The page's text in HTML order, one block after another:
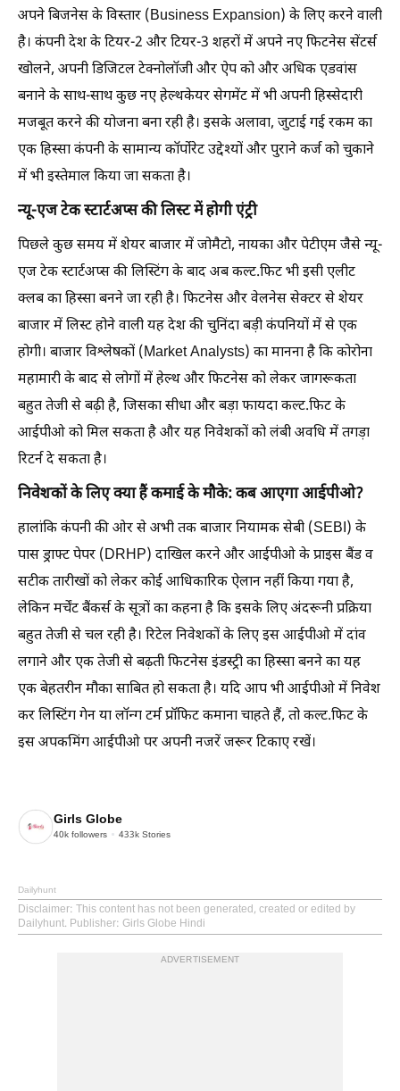
अपने बिजनेस के विस्तार (Business Expansion) के लिए करने वाली
है। कंपनी देश के टियर-2 और टियर-3 शहरों में अपने नए फिटनेस सेंटर्स
खोलने, अपनी डिजिटल टेक्नोलॉजी और ऐप को और अधिक एडवांस
बनाने के साथ-साथ कुछ नए हेल्थकेयर सेगमेंट में भी अपनी हिस्सेदारी
मजबूत करने की योजना बना रही है। इसके अलावा, जुटाई गई रकम का
एक हिस्सा कंपनी के सामान्य कॉर्पोरेट उद्देश्यों और पुराने कर्ज को चुकाने
में भी इस्तेमाल किया जा सकता है।
न्यू-एज टेक स्टार्टअप्स की लिस्ट में होगी एंट्री
पिछले कुछ समय में शेयर बाजार में जोमैटो, नायका और पेटीएम जैसे न्यू-
एज टेक स्टार्टअप्स की लिस्टिंग के बाद अब कल्ट.फिट भी इसी एलीट
क्लब का हिस्सा बनने जा रही है। फिटनेस और वेलनेस सेक्टर से शेयर
बाजार में लिस्ट होने वाली यह देश की चुनिंदा बड़ी कंपनियों में से एक
होगी। बाजार विश्लेषकों (Market Analysts) का मानना है कि कोरोना
महामारी के बाद से लोगों में हेल्थ और फिटनेस को लेकर जागरूकता
बहुत तेजी से बढ़ी है, जिसका सीधा और बड़ा फायदा कल्ट.फिट के
आईपीओ को मिल सकता है और यह निवेशकों को लंबी अवधि में तगड़ा
रिटर्न दे सकता है।
निवेशकों के लिए क्या हैं कमाई के मौके: कब आएगा आईपीओ?
हालांकि कंपनी की ओर से अभी तक बाजार नियामक सेबी (SEBI) के
पास ड्राफ्ट पेपर (DRHP) दाखिल करने और आईपीओ के प्राइस बैंड व
सटीक तारीखों को लेकर कोई आधिकारिक ऐलान नहीं किया गया है,
लेकिन मर्चेंट बैंकर्स के सूत्रों का कहना है कि इसके लिए अंदरूनी प्रक्रिया
बहुत तेजी से चल रही है। रिटेल निवेशकों के लिए इस आईपीओ में दांव
लगाने और एक तेजी से बढ़ती फिटनेस इंडस्ट्री का हिस्सा बनने का यह
एक बेहतरीन मौका साबित हो सकता है। यदि आप भी आईपीओ में निवेश
कर लिस्टिंग गेन या लॉन्ग टर्म प्रॉफिट कमाना चाहते हैं, तो कल्ट.फिट के
इस अपकमिंग आईपीओ पर अपनी नजरें जरूर टिकाए रखें।
Girls Globe
40k followers 433k Stories
Dailyhunt
Disclaimer: This content has not been generated, created or edited by
Dailyhunt. Publisher: Girls Globe Hindi
ADVERTISEMENT